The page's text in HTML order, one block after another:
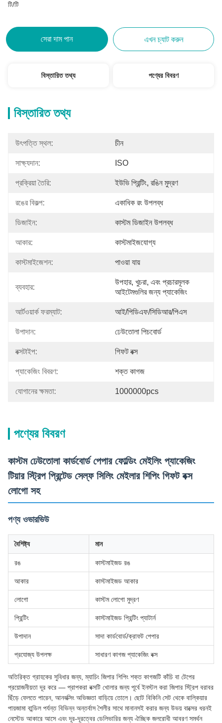
টি/টি
সেরা দাম পান এখন চ্যাট করুন
বিস্তারিত তথ্য পণ্যের বিবরণ
বিস্তারিত তথ্য
উৎপত্তি স্থল: চীন
সাক্ষ্যদান: ISO
প্রক্রিয়া তৈরি: ইউভি প্রিন্টিং, রঙিন মুদ্রণ
রঙের বিকল্প: একাধিক রং উপলব্ধ
ডিজাইন: কাস্টম ডিজাইন উপলব্ধ
আকার: কাস্টমাইজযোগ্য
কাস্টমাইজেশন: পাওয়া যায়
ব্যবহার:
উপহার, খুচরা, এবং প্রচারমূলক
আইটেমগুলির জন্য প্যাকেজিং
আর্টওয়ার্ক ফরম্যাট: আই/পিডিএফ/সিডিআর/পিএস
উপাদান: ঢেউতোলা পিচবোর্ড
বক্সটাইপ: গিফট বক্স
প্যাকেজিং বিবরণ: শক্ত কাগজ
যোগানের ক্ষমতা: 1000000pcs
পণ্যের বিবরণ
কাস্টম ঢেউতোলা কার্ডবোর্ড পেপার ফোল্ডিং মেইলিং প্যাকেজিং
টিয়ার স্ট্রিপ প্রিন্টেড সেল্ফ সিলিং মেইলার শিপিং গিফট বক্স
লোগো সহ
পণ্য ওভারভিউ
বৈশিষ্ট্য মান
রঙ কাস্টমাইজড রঙ
আকার কাস্টমাইজড আকার
লোগো কাস্টম লোগো মুদ্রণ
প্রিন্টিং কাস্টমাইজড প্রিন্টিং প্যাটার্ন
উপাদান সাদা কার্ডবোর্ড/ক্রাফট পেপার
প্রযোজ্য উপলক্ষ সাধারণ কাগজ প্যাকেজিং বক্স
অতিরিক্ত গ্রাহকের সুবিধার জন্য, ম্যাচিং জিপার শিপিং শক্ত কাগজটি কাঁচি বা টেপের
প্রয়োজনীয়তা দূর করে — প্রাপকরা বক্সটি খোলার জন্য পূর্বে ইনস্টল করা জিপার স্ট্রিপ বরাবর
ছিঁড়ে ফেলতে পারেন, আনবক্সিং অভিজ্ঞতা বাড়িয়ে তোলে। ছোট বিকিনি সেট থেকে বাল্কিয়ার
পায়জামা বান্ডিল পর্যন্ত বিভিন্ন অন্তর্বাস শৈলীর সাথে মানানসই করার জন্য উভয় বাক্সের ধরনই
নেস্টেড আকারে আসে এবং দূর-দূরত্বের ডেলিভারির জন্য ঐচ্ছিক জলরোধী আবরণ সমর্থন